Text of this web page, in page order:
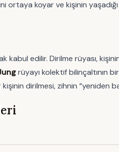
ortaya koyar ve kişinin
kabul edilir. Dirilme rüyası,
rüyayı kolektif bilinçaltının
dirilmesi, zihnin “yeniden